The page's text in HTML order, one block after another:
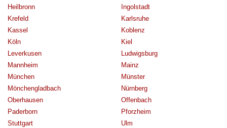
Heilbronn
Ingolstadt
Krefeld
Karlsruhe
Kassel
Koblenz
Köln
Kiel
Leverkusen
Ludwigsburg
Mannheim
Mainz
München
Münster
Mönchengladbach
Nürnberg
Oberhausen
Offenbach
Paderborn
Pforzheim
Stuttgart
Ulm